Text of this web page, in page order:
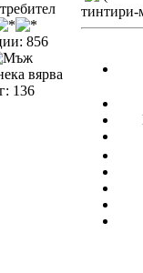
856
вярва
136
тинтири-